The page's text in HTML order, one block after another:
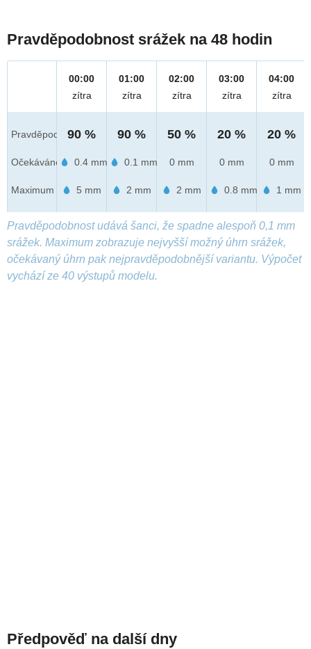
Pravděpodobnost srážek na 48 hodin
Pravděpod.
Očekáváno
Maximum
00:00
zítra
90 %
0.4 mm
5 mm
01:00
zítra
90 %
0.1 mm
2 mm
02:00
zítra
50 %
0 mm
2 mm
03:00
zítra
20 %
0 mm
0.8 mm
04:00
zítra
20 %
0 mm
1 mm
Pravděpodobnost udává šanci, že spadne alespoň 0,1 mm
srážek. Maximum zobrazuje nejvyšší možný úhrn srážek,
očekávaný úhrn pak nejpravděpodobnější variantu. Výpočet
vychází ze 40 výstupů modelu.
Předpověď na další dny